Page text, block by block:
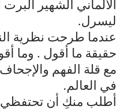
الألماني الشهير ألبرت
ليسرل.
عندما طرحت نظرية
حقيقة ما أقول . وما
مع قلة الفهم
في العالم.
أطلب منكِ أن تحتفظي